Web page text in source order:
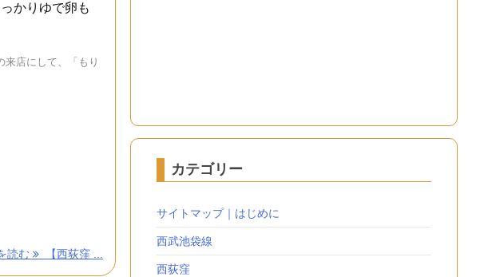
かりゆで卵も
店にして、「もり
読む 【西荻窪 ...
カテゴリー
サイトマップ｜はじめに
西武池袋線
西荻窪